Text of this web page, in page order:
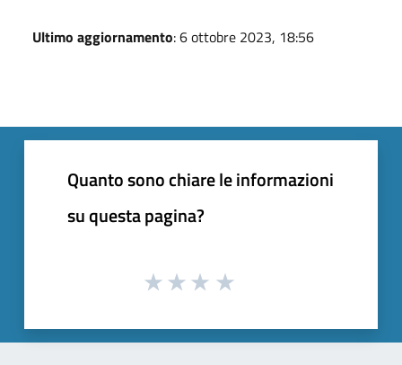
Ultimo aggiornamento: 6 ottobre 2023, 18:56
Quanto sono chiare le informazioni
su questa pagina?